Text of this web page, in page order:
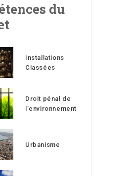
du
Installations
Classées
Droit pénal de
l’environnement
Urbanisme